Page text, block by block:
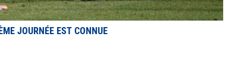
JOURNÉE EST CONNUE